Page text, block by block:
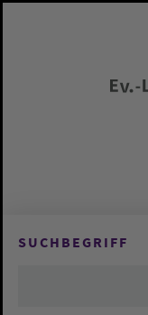
SUCHBEGRIFF